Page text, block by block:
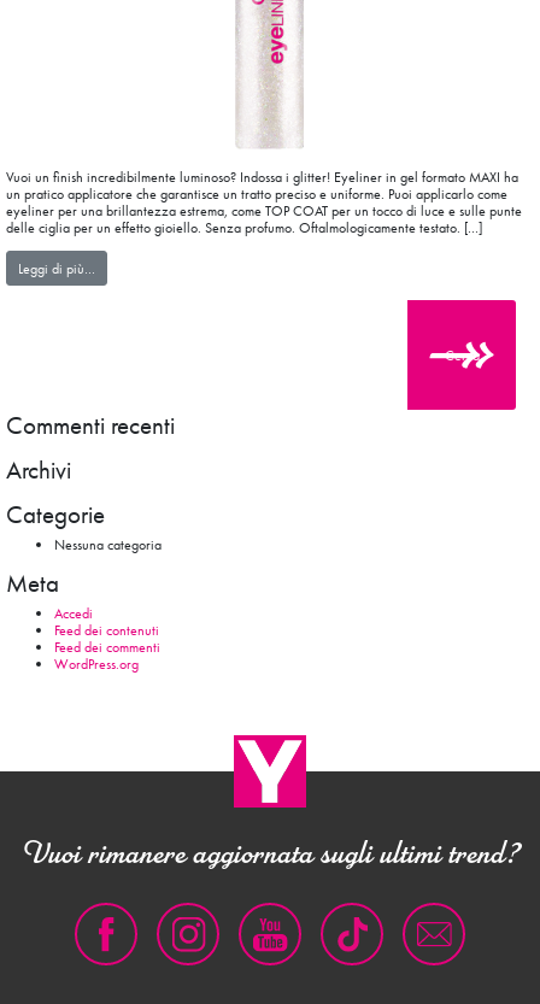
Vuoi un finish incredibilmente luminoso? Indossa i glitter! Eyeliner in gel formato MAXI ha
un pratico applicatore che garantisce un tratto preciso e uniforme. Puoi applicarlo come
eyeliner per una brillantezza estrema, come TOP COAT per un tocco di luce e sulle punte
delle ciglia per un effetto gioiello. Senza profumo. Oftalmologicamente testato. […]
Leggi di più…
Cerca
Commenti recenti
Archivi
Categorie
Nessuna categoria
Meta
Accedi
Feed dei contenuti
Feed dei commenti
WordPress.org
Vuoi rimanere aggiornata sugli ultimi trend?